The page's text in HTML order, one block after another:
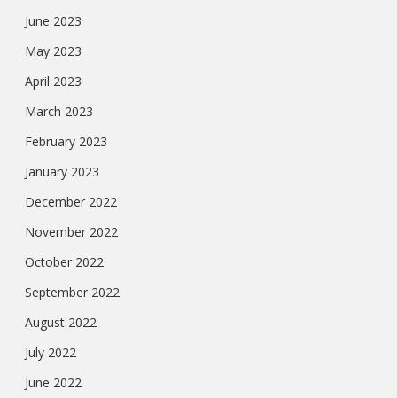
June 2023
May 2023
April 2023
March 2023
February 2023
January 2023
December 2022
November 2022
October 2022
September 2022
August 2022
July 2022
June 2022